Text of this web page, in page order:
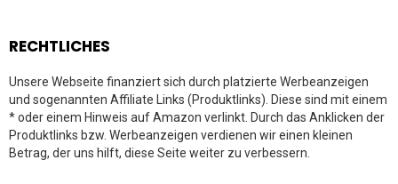
RECHTLICHES
Unsere Webseite finanziert sich durch platzierte Werbeanzeigen
und sogenannten Affiliate Links (Produktlinks). Diese sind mit einem
* oder einem Hinweis auf Amazon verlinkt. Durch das Anklicken der
Produktlinks bzw. Werbeanzeigen verdienen wir einen kleinen
Betrag, der uns hilft, diese Seite weiter zu verbessern.